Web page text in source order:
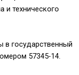
и технического
государственный
57345-14.